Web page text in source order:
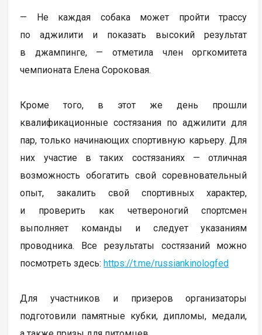
— Не каждая собака может пройти трассу
по аджилити и показать высокий результат
в джампинге, — отметила член оргкомитета
чемпионата Елена Сороковая.
Кроме того, в этот же день прошли
квалификационные состязания по аджилити для
пар, только начинающих спортивную карьеру. Для
них участие в таких состязаниях — отличная
возможность обогатить свой соревновательный
опыт, закалить свой спортивных характер,
и проверить как четвероногий спортсмен
выполняет команды и следует указаниям
проводника. Все результаты состязаний можно
посмотреть здесь:https://t.me/russiankinologfed
Для участников и призеров организаторы
подготовили памятные кубки, дипломы, медали,